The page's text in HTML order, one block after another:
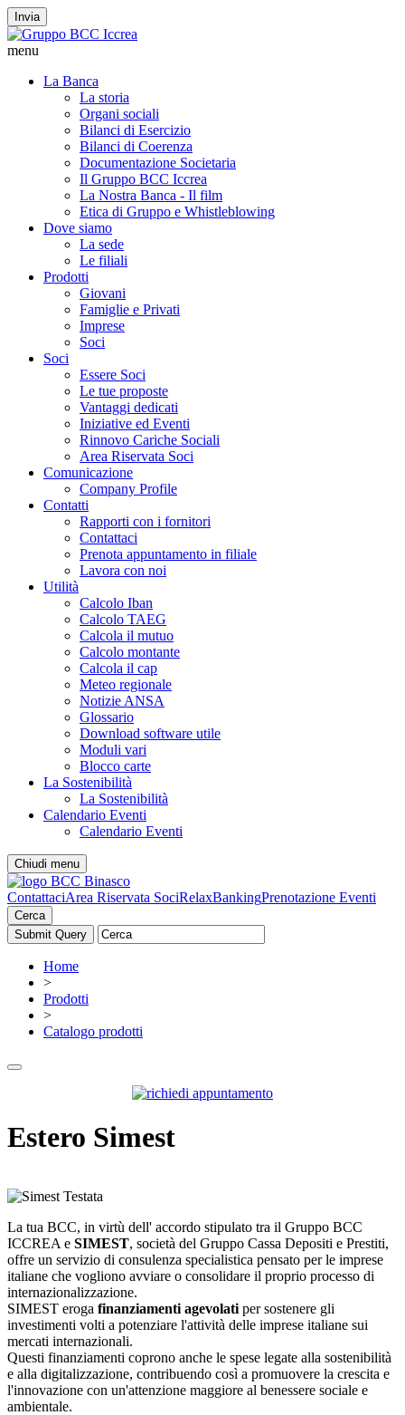
Invia
menu
La Banca
La storia
Organi sociali
Bilanci di Esercizio
Bilanci di Coerenza
Documentazione Societaria
Il Gruppo BCC Iccrea
La Nostra Banca - Il film
Etica di Gruppo e Whistleblowing
Dove siamo
La sede
Le filiali
Prodotti
Giovani
Famiglie e Privati
Imprese
Soci
Soci
Essere Soci
Le tue proposte
Vantaggi dedicati
Iniziative ed Eventi
Rinnovo Cariche Sociali
Area Riservata Soci
Comunicazione
Company Profile
Contatti
Rapporti con i fornitori
Contattaci
Prenota appuntamento in filiale
Lavora con noi
Utilità
Calcolo Iban
Calcolo TAEG
Calcola il mutuo
Calcolo montante
Calcola il cap
Meteo regionale
Notizie ANSA
Glossario
Download software utile
Moduli vari
Blocco carte
La Sostenibilità
La Sostenibilità
Calendario Eventi
Calendario Eventi
Chiudi menu
ContattaciArea Riservata SociRelaxBankingPrenotazione Eventi
Cerca
Home
>
Prodotti
>
Catalogo prodotti
Estero Simest
La tua BCC, in virtù dell' accordo stipulato tra il Gruppo BCC
ICCREA e SIMEST, società del Gruppo Cassa Depositi e Prestiti,
offre un servizio di consulenza specialistica pensato per le imprese
italiane che vogliono avviare o consolidare il proprio processo di
internazionalizzazione.
SIMEST eroga finanziamenti agevolati per sostenere gli
investimenti volti a potenziare l'attività delle imprese italiane sui
mercati internazionali.
Questi finanziamenti coprono anche le spese legate alla sostenibilità
e alla digitalizzazione, contribuendo così a promuovere la crescita e
l'innovazione con un'attenzione maggiore al benessere sociale e
ambientale.